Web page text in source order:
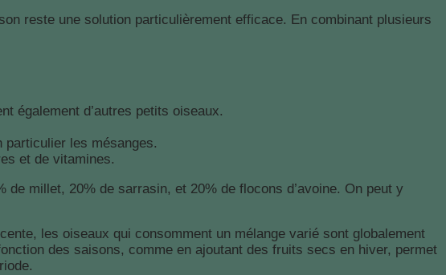
reste une solution particulièrement efficace. En combinant plusieurs
également d’autres petits oiseaux.
les mésanges.
et de vitamines.
millet, 20% de sarrasin, et 20% de flocons d’avoine. On peut y
les oiseaux qui consomment un mélange varié sont globalement
des saisons, comme en ajoutant des fruits secs en hiver, permet